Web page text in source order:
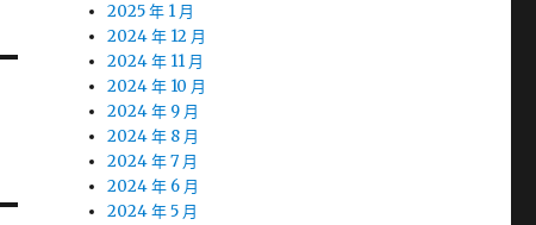
2025 年 1 月
2024 年 12 月
2024 年 11 月
2024 年 10 月
2024 年 9 月
2024 年 8 月
2024 年 7 月
2024 年 6 月
2024 年 5 月